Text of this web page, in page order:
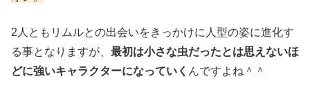
2人ともリムルとの出会いをきっかけに人型の姿に進化す
る事となりますが、 最初は小さな虫だったとは思えないほ
どに強いキャラクターになっていく んですよね＾＾